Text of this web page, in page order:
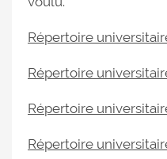
Répertoire
Répertoire
Répertoire
Répertoire